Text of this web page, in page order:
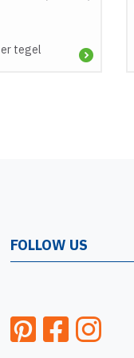
tegel
FOLLOW US